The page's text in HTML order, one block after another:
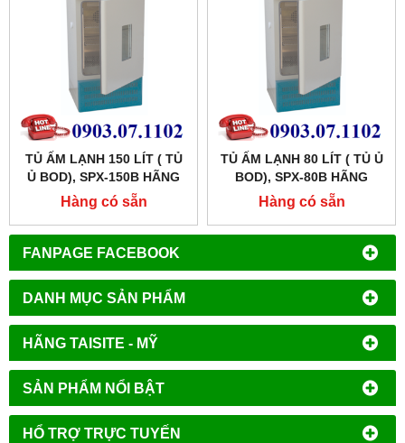
FANPAGE FACEBOOK
DANH MỤC SẢN PHẨM
HÃNG TAISITE - MỸ
SẢN PHẨM NỔI BẬT
HỔ TRỢ TRỰC TUYẾN
TỦ ẤM LẠNH 150 LÍT ( TỦ
Ủ BOD), SPX-150B HÃNG
XINGCHEN SHKT
Hàng có sẵn
TỦ ẤM LẠNH 80 LÍT ( TỦ Ủ
BOD), SPX-80B HÃNG
XINGCHEN SHKT
Hàng có sẵn